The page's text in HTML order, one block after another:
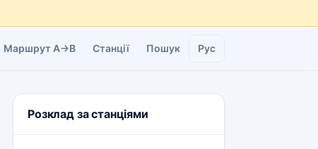
Маршрут A→B Станції Пошук Рус
Розклад за станціями